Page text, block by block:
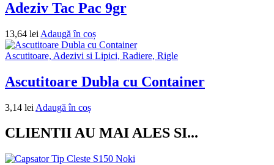
Adeziv Tac Pac 9gr
13,64 lei Adaugă în coș
Ascutitoare, Adezivi si Lipici, Radiere, Rigle
Ascutitoare Dubla cu Container
3,14 lei Adaugă în coș
CLIENTII AU MAI ALES SI...